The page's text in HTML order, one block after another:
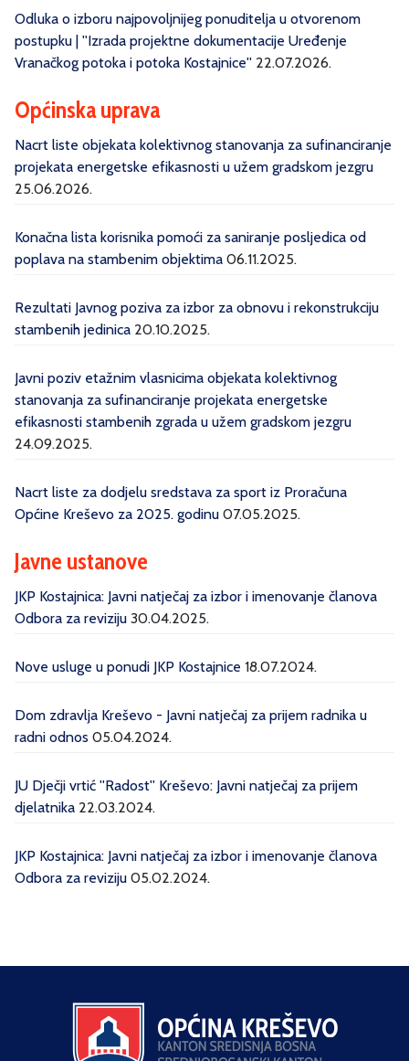
Odluka o izboru najpovoljnijeg ponuditelja u otvorenom
postupku | ''Izrada projektne dokumentacije Uređenje
Vranačkog potoka i potoka Kostajnice'' 22.07.2026.
Općinska uprava
Nacrt liste objekata kolektivnog stanovanja za sufinanciranje
projekata energetske efikasnosti u užem gradskom jezgru
25.06.2026.
Konačna lista korisnika pomoći za saniranje posljedica od
poplava na stambenim objektima 06.11.2025.
Rezultati Javnog poziva za izbor za obnovu i rekonstrukciju
stambenih jedinica 20.10.2025.
Javni poziv etažnim vlasnicima objekata kolektivnog
stanovanja za sufinanciranje projekata energetske
efikasnosti stambenih zgrada u užem gradskom jezgru
24.09.2025.
Nacrt liste za dodjelu sredstava za sport iz Proračuna
Općine Kreševo za 2025. godinu 07.05.2025.
Javne ustanove
JKP Kostajnica: Javni natječaj za izbor i imenovanje članova
Odbora za reviziju 30.04.2025.
Nove usluge u ponudi JKP Kostajnice 18.07.2024.
Dom zdravlja Kreševo - Javni natječaj za prijem radnika u
radni odnos 05.04.2024.
JU Dječji vrtić ''Radost'' Kreševo: Javni natječaj za prijem
djelatnika 22.03.2024.
JKP Kostajnica: Javni natječaj za izbor i imenovanje članova
Odbora za reviziju 05.02.2024.